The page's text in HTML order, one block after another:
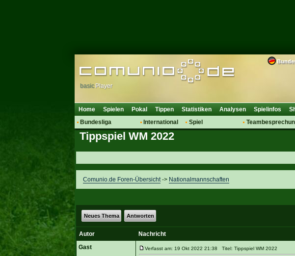
basic Player
Home Spielen Pokal Tippen Statistiken Analysen Spielinfos
Bundesliga
Hot News
Vereinsdiskussion
Vereinsfragen
International
Vereine
Spiel
Saisonübergang
Tippspiel WM 2022
Comunio.de Foren-Übersicht-> Nationalmannschaften
Neues Thema Antworten
Autor
Nachricht
Gast
Verfasst am: 19 Okt 2022 21:38 Titel: Tippspiel WM 2022